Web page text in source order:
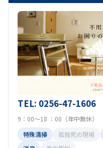
TEL: 0256-47-1606
9：00～18 ：00（年中無休）
特殊清掃
孤独死の現場